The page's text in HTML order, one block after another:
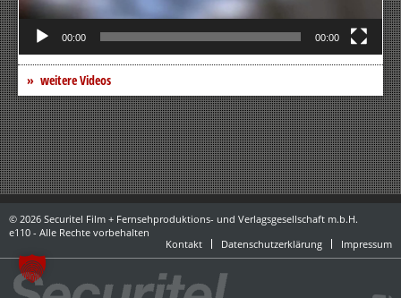
00:00 00:00
weitere Videos
© 2026 Securitel Film + Fernsehproduktions- und Verlagsgesellschaft m.b.H.
e110 - Alle Rechte vorbehalten
Kontakt
Datenschutzerklärung Impressum